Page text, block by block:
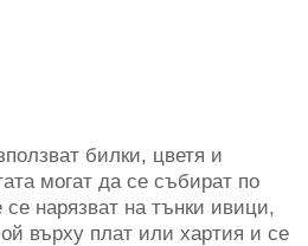
билки, цветя и
могат да се събират по
нарязват на тънки ивици,
върху плат или хартия и се